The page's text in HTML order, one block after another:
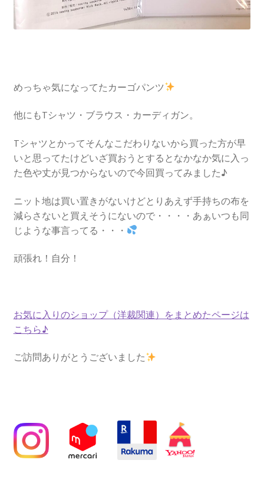
めっちゃ気になってたカーゴパンツ
他にもTシャツ・ブラウス・カーディガン。
Tシャツとかってそんなこだわりないから買った方が早
いと思ってたけどいざ買おうとするとなかなか気に入っ
た色や丈が見つからないので今回買ってみました♪
ニット地は買い置きがないけどとりあえず手持ちの布を
減らさないと買えそうにないので・・・・あぁいつも同
じような事言ってる・・・
頑張れ！自分！
お気に入りのショップ（洋裁関連）をまとめたページは
こちら♪
ご訪問ありがとうございました